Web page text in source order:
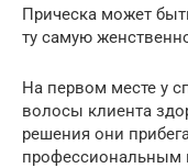
Прическа может
ту самую
На первом месте у
волосы клиента
решения они
профессиональным